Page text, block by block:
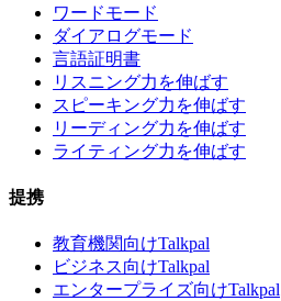
ワードモード
ダイアログモード
言語証明書
リスニング力を伸ばす
スピーキング力を伸ばす
リーディング力を伸ばす
ライティング力を伸ばす
提携
教育機関向けTalkpal
ビジネス向けTalkpal
エンタープライズ向けTalkpal